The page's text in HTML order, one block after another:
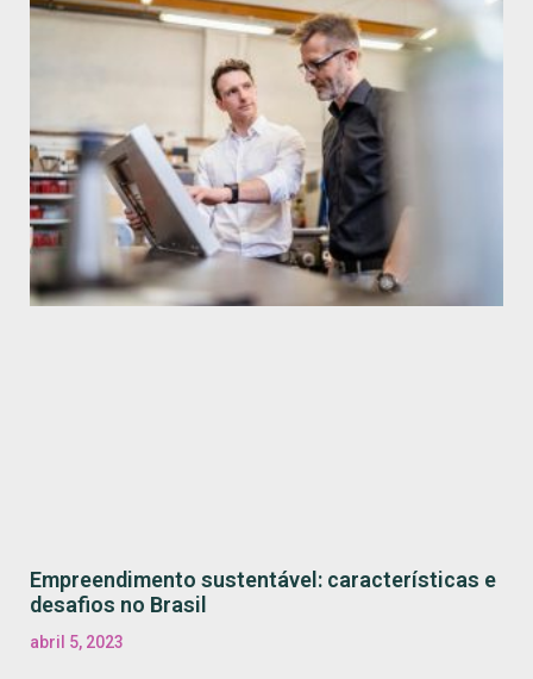
Empreendimento sustentável: características e
desafios no Brasil
abril 5, 2023